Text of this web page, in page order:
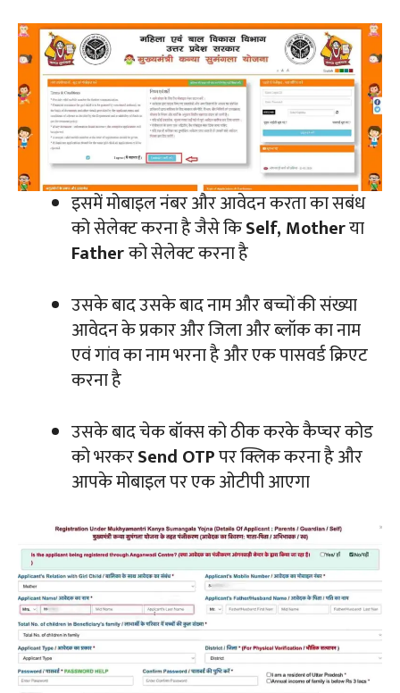
इसमें मोबाइल नंबर और आवेदन करता का सबंध
को सेलेक्ट करना है जैसे किSelf, Motherया
Fatherको सेलेक्ट करना है
उसके बाद उसके बाद नाम और बच्चों की संख्या
आवेदन के प्रकार और जिला और ब्लॉक का नाम
एवं गांव का नाम भरना है और एक पासवर्ड क्रिएट
करना है
उसके बाद चेक बॉक्स को ठीक करके कैप्चर कोड
को भरकरSend OTPपर क्लिक करना है और
आपके मोबाइल पर एक ओटीपी आएगा